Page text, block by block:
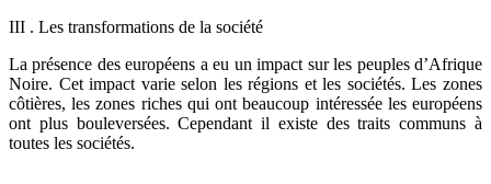
III . Les transformations de la société
La présence des européens a eu un impact sur les peuples d’Afrique
Noire. Cet impact varie selon les régions et les sociétés. Les zones
côtières, les zones riches qui ont beaucoup intéressée les européens
ont plus bouleversées. Cependant il existe des traits communs à
toutes les sociétés.